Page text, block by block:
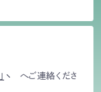
へご連絡くださ